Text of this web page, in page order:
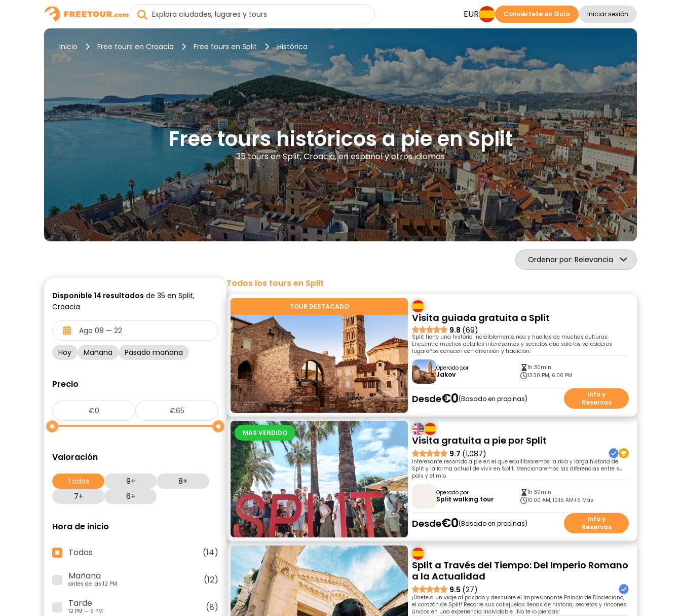
EUR Conviértete en Guía Iniciar sesión
Inicio Free tours en Croacia Free tours en Split Histórica
Free tours históricos a pie en Split
35 tours en Split, Croacia, en español y otros idiomas
Ordenar por: Relevancia
Disponible 14 resultados de 35 en Split,
Croacia
Hoy Mañana Pasado mañana
Precio
Valoración
Todos 9+
8+
7+
6+
Hora de inicio
Todos
(14)
Mañana
antes de las 12 PM
(12)
Tarde
12 PM — 5 PM
(8)
Todos los tours en Split
TOUR DESTACADO
Visita guiada gratuita a Split
9.8 (69)
Split tiene una historia increíblemente rica y huellas de muchas culturas.
Encuentre muchos detalles interesantes y secretos que solo los verdaderos
lugareños conocen con diversión y tradición.
Operado por
Jakov
1h 30min
12:30 PM, 6:00 PM
Desde€0 Basado en propinas
Info y
Reservas
MAS VENDIDO
Visita gratuita a pie por Split
9.7 (1,087)
Interesante recorrido a pie en el que equilibraremos la rica y larga historia de
Split y la forma actual de vivir en Split. Mencionaremos las diferencias entre su
país y el mío.
Operado por
Split walking tour
1h 30min
10:00 AM, 10:15 AM+5 Más
Desde€0 Basado en propinas
Info y
Reservas
Split a Través del Tiempo: Del Imperio Romano
a la Actualidad
9.5 (27)
¡Únete a un viaje al pasado y descubre el impresionante Palacio de Diocleciano,
el corazón de Split! Recorre sus callejuelas llenas de historia, secretos y rincones
únicos en una experiencia inolvidable. ¡No te lo pierdas!